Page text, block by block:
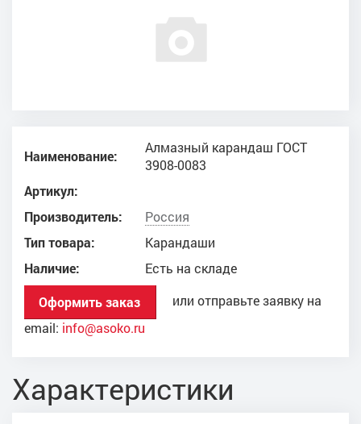
Наименование:
Алмазный карандаш ГОСТ
3908-0083
Артикул:
Производитель:
Россия
Тип товара:
Карандаши
Наличие:
Есть на складе
Оформить заказ
или отправьте заявку на
email: info@asoko.ru
Характеристики